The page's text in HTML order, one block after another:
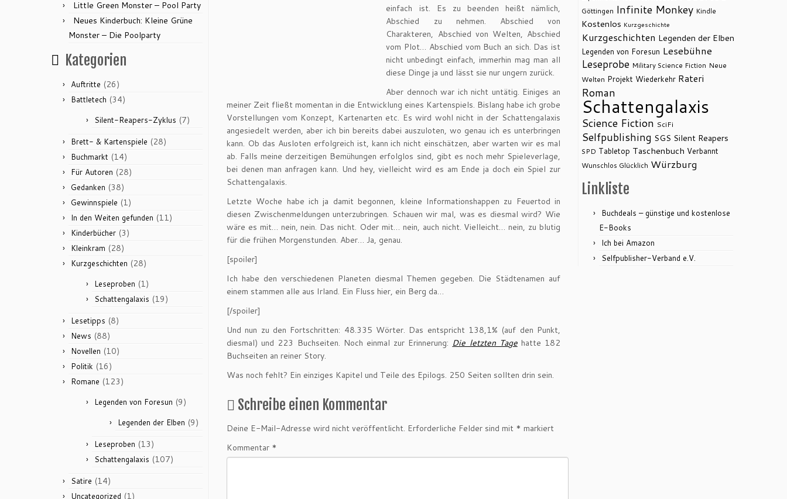
Little Green Monster – Pool Party
Neues Kinderbuch: Kleine Grüne
Monster – Die Poolparty
Kategorien
Auftritte (26)
Battletech (34)
Silent-Reapers-Zyklus (7)
Brett- & Kartenspiele (28)
Buchmarkt (14)
Für Autoren (28)
Gedanken (38)
Gewinnspiele (1)
In den Weiten gefunden (11)
Kinderbücher (3)
Kleinkram (28)
Kurzgeschichten (28)
Leseproben (1)
Schattengalaxis (19)
Lesetipps (8)
News (88)
Novellen (10)
Politik (16)
Romane (123)
Legenden von Foresun (9)
Legenden der Elben (9)
Leseproben (13)
Schattengalaxis (107)
Satire (14)
Uncategorized (1)
einfach ist. Es zu beenden heißt nämlich,
Abschied zu nehmen. Abschied von
Charakteren, Abschied von Welten, Abschied
vom Plot… Abschied vom Buch an sich. Das ist
nicht unbedingt einfach, immerhin mag man all
diese Dinge ja und lässt sie nur ungern zurück.
Aber dennoch war ich nicht untätig. Einiges an
meiner Zeit fließt momentan in die Entwicklung eines Kartenspiels. Bislang habe ich grobe
Vorstellungen vom Konzept, Kartenarten etc. Es wird wohl nicht in der Schattengalaxis
angesiedelt werden, aber ich bin bereits dabei auszuloten, wo genau ich es unterbringen
kann. Ob das Ausloten erfolgreich ist, kann ich nicht einschätzen, aber warten wir es mal
ab. Falls meine derzeitigen Bemühungen erfolglos sind, gibt es noch mehr Spieleverlage,
bei denen man anfragen kann. Und hey, vielleicht wird es am Ende ja doch ein Spiel zur
Schattengalaxis.
Letzte Woche habe ich ja damit begonnen, kleine Informationshappen zu Feuertod in
diesen Zwischenmeldungen unterzubringen. Schauen wir mal, was es diesmal wird? Wie
wäre es mit… nein, nein. Das nicht. Oder mit… nein, auch nicht. Vielleicht… nein, zu blutig
für die frühen Morgenstunden. Aber… Ja, genau.
[spoiler]
Ich habe den verschiedenen Planeten diesmal Themen gegeben. Die Städtenamen auf
einem stammen alle aus Irland. Ein Fluss hier, ein Berg da…
[/spoiler]
Und nun zu den Fortschritten: 48.335 Wörter. Das entspricht 138,1% (auf den Punkt,
diesmal) und 223 Buchseiten. Noch einmal zur Erinnerung: Die letzten Tagehatte 182
Buchseiten an reiner Story.
Was noch fehlt? Ein einziges Kapitel und Teile des Epilogs. 250 Seiten sollten drin sein.
Schreibe einen Kommentar
Deine E-Mail-Adresse wird nicht veröffentlicht. Erforderliche Felder sind mit * markiert
Kommentar *
Göttingen Infinite Monkey Kindle
Kostenlos Kurzgeschichte
Kurzgeschichten Legenden der Elben
Legenden von Foresun Lesebühne
Leseprobe Military Science Fiction Neue
Welten Projekt Wiederkehr Rateri
Roman
Schattengalaxis
Science Fiction SciFi
Selfpublishing SGS Silent Reapers
SPD Tabletop Taschenbuch Verbannt
Wunschlos Glücklich Würzburg
Linkliste
Buchdeals – günstige und kostenlose
E-Books
Ich bei Amazon
Selfpublisher-Verband e.V.